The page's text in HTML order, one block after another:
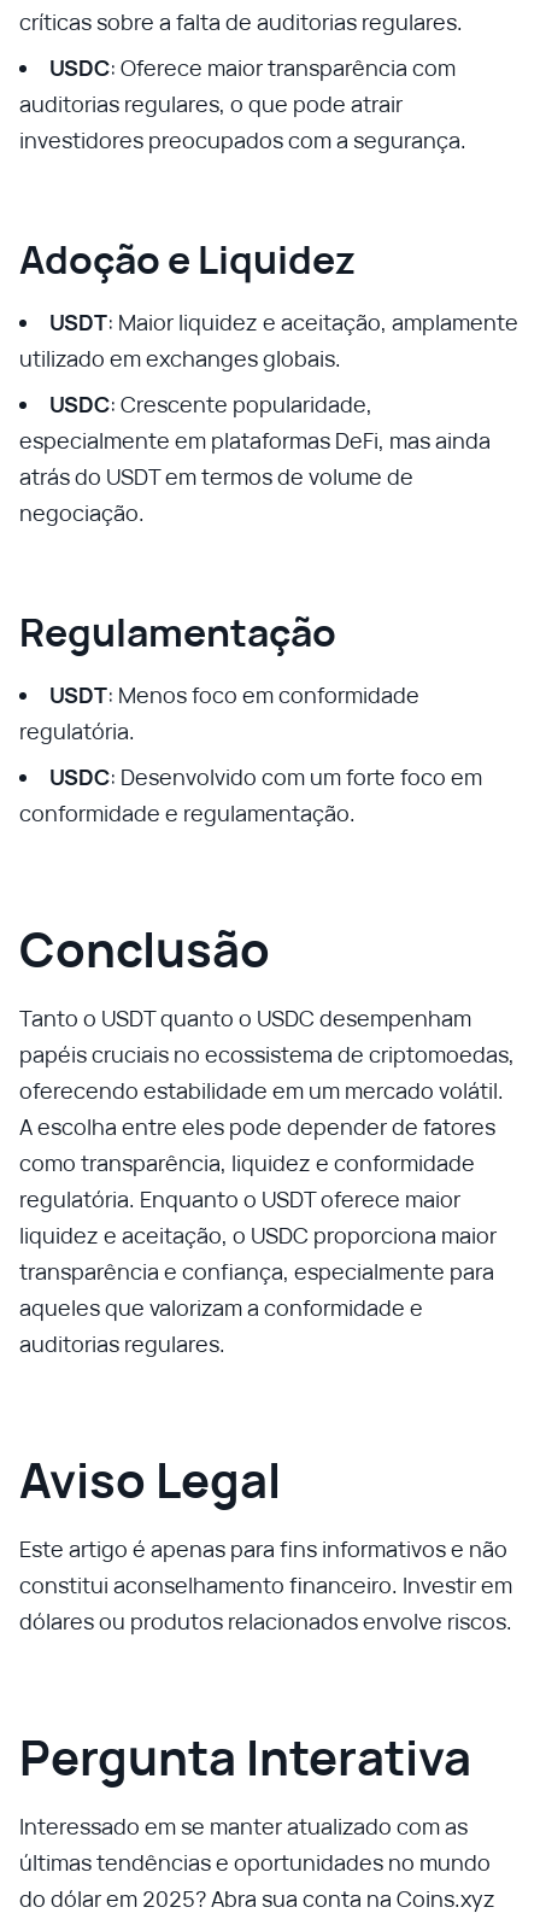
críticas sobre a falta de auditorias regulares.
USDC: Oferece maior transparência com
auditorias regulares, o que pode atrair
investidores preocupados com a segurança.
Adoção e Liquidez
USDT: Maior liquidez e aceitação, amplamente
utilizado em exchanges globais.
USDC: Crescente popularidade,
especialmente em plataformas DeFi, mas ainda
atrás do USDT em termos de volume de
negociação.
Regulamentação
USDT: Menos foco em conformidade
regulatória.
USDC: Desenvolvido com um forte foco em
conformidade e regulamentação.
Conclusão
Tanto o USDT quanto o USDC desempenham
papéis cruciais no ecossistema de criptomoedas,
oferecendo estabilidade em um mercado volátil.
A escolha entre eles pode depender de fatores
como transparência, liquidez e conformidade
regulatória. Enquanto o USDT oferece maior
liquidez e aceitação, o USDC proporciona maior
transparência e confiança, especialmente para
aqueles que valorizam a conformidade e
auditorias regulares.
Aviso Legal
Este artigo é apenas para fins informativos e não
constitui aconselhamento financeiro. Investir em
dólares ou produtos relacionados envolve riscos.
Pergunta Interativa
Interessado em se manter atualizado com as
últimas tendências e oportunidades no mundo
do dólar em 2025? Abra sua conta na Coins.xyz